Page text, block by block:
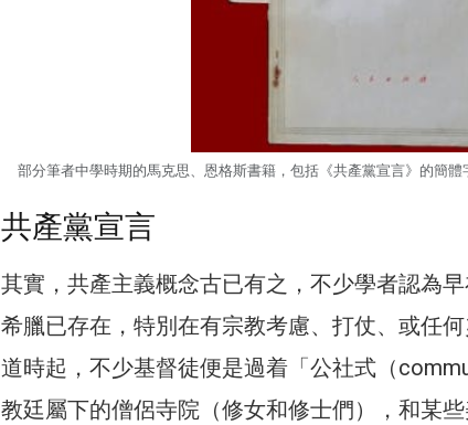
部分筆者中學時期的馬克思、恩格斯書籍，包括《共產黨宣言》的簡體
共產黨宣言
其實，共產主義概念古已有之，不少學者認為
希臘已存在，特別在有宗教考慮、打仗、或任
道時起，不少基督徒便是過着「公社式（
教廷屬下的僧侶寺院（修女和修士們），和某